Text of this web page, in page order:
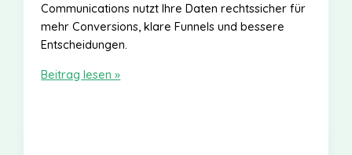
Communications nutzt Ihre Daten rechtssicher für
mehr Conversions, klare Funnels und bessere
Entscheidungen.
GA4
Beitrag lesen »